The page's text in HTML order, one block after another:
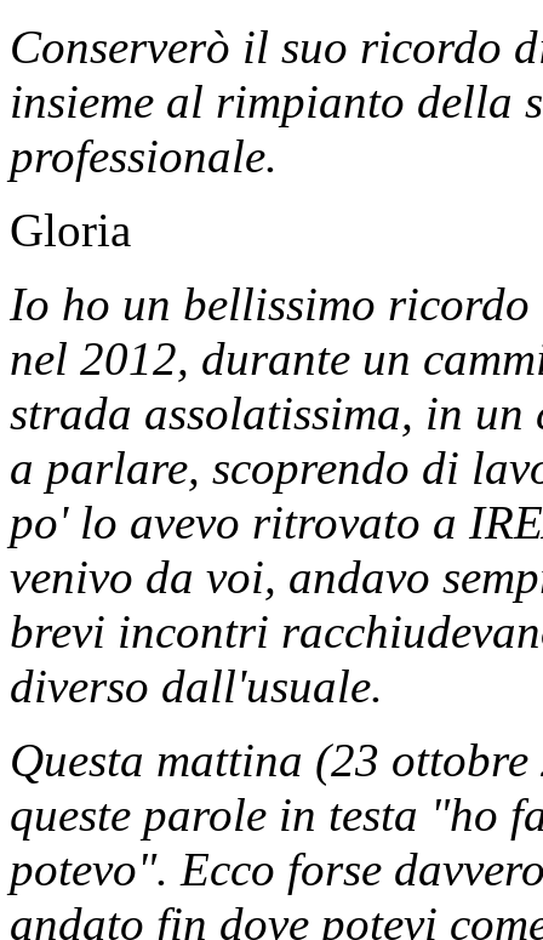
Conserverò il suo ricordo
insieme al rimpianto della
professionale.
Gloria
Io ho un bellissimo
nel 2012, durante un
strada assolatissima, in un
a parlare, scoprendo di
po' lo avevo ritrovato a
venivo da voi, andavo
brevi incontri
diverso dall'usuale.
Questa mattina (23
queste parole in testa "ho
potevo". Ecco forse
andato fin dove potevi